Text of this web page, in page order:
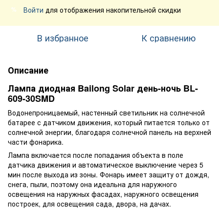
% Войти для отображения накопительной скидки
В избранное К сравнению
Описание
Лампа диодная Bailong Solar день-ночь BL-
609-30SMD
Водонепроницаемый, настенный светильник на солнечной
батарее с датчиком движения, который питается только от
солнечной энергии, благодаря солнечной панель на верхней
части фонарика.
Лампа включается после попадания объекта в поле
датчика движения и автоматическое выключение через 5
мин после выхода из зоны. Фонарь имеет защиту от дождя,
снега, пыли, поэтому она идеальна для наружного
освещения на наружных фасадах, наружного освещения
построек, для освещения сада, двора, на дачах.